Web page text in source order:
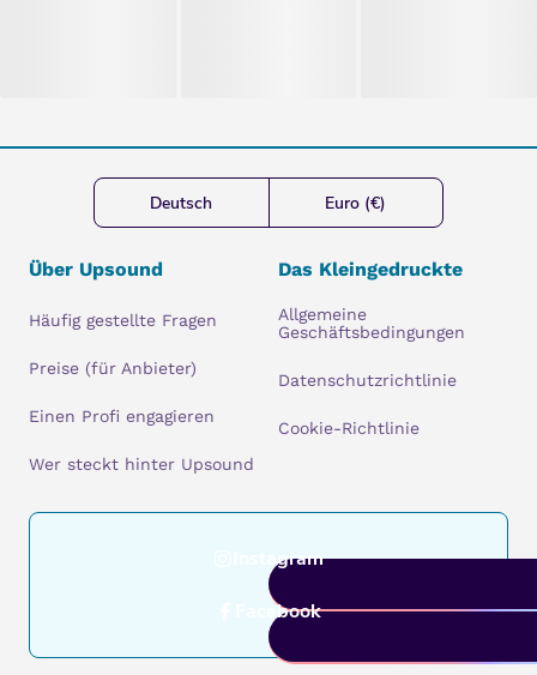
Deutsch Euro (€)
Über Upsound
Häufig gestellte Fragen
Preise (für Anbieter)
Einen Profi engagieren
Wer steckt hinter Upsound
Das Kleingedruckte
Allgemeine
Geschäftsbedingungen
Datenschutzrichtlinie
Cookie-Richtlinie
Instagram
Facebook